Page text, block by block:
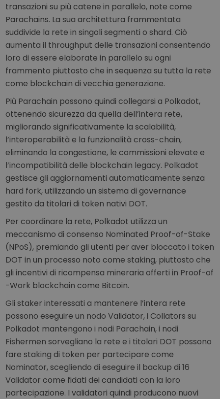
transazioni su più catene in parallelo, note come
Parachains. La sua architettura frammentata
suddivide la rete in singoli segmenti o shard. Ciò
aumenta il throughput delle transazioni consentendo
loro di essere elaborate in parallelo su ogni
frammento piuttosto che in sequenza su tutta la rete
come blockchain di vecchia generazione.
Più Parachain possono quindi collegarsi a Polkadot,
ottenendo sicurezza da quella dell’intera rete,
migliorando significativamente la scalabilità,
l’interoperabilità e la funzionalità cross-chain,
eliminando la congestione, le commissioni elevate e
l’incompatibilità delle blockchain legacy. Polkadot
gestisce gli aggiornamenti automaticamente senza
hard fork, utilizzando un sistema di governance
gestito da titolari di token nativi DOT.
Per coordinare la rete, Polkadot utilizza un
meccanismo di consenso Nominated Proof-of-Stake
(NPoS), premiando gli utenti per aver bloccato i token
DOT in un processo noto come staking, piuttosto che
gli incentivi di ricompensa mineraria offerti in Proof-of
-Work blockchain come Bitcoin.
Gli staker interessati a mantenere l’intera rete
possono eseguire un nodo Validator, i Collators su
Polkadot mantengono i nodi Parachain, i nodi
Fishermen sorvegliano la rete e i titolari DOT possono
fare staking di token per partecipare come
Nominator, scegliendo di eseguire il backup di 16
Validator come fidati dei candidati con la loro
partecipazione. I validatori quindi producono nuovi